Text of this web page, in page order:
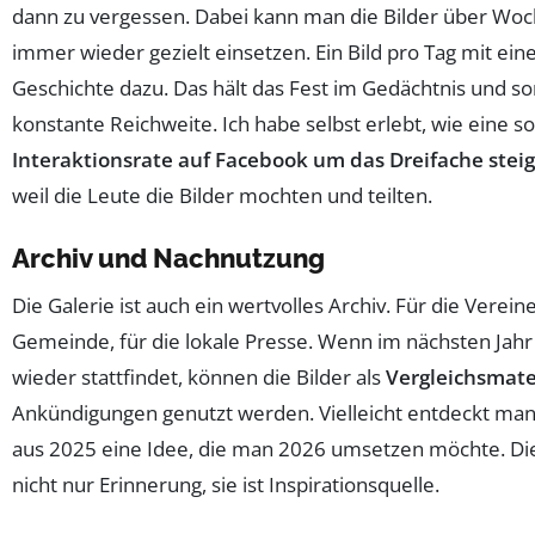
dann zu vergessen. Dabei kann man die Bilder über
immer wieder gezielt einsetzen. Ein Bild pro Tag mit
Geschichte dazu. Das hält das Fest im Gedächtnis und
konstante Reichweite. Ich habe selbst erlebt, wie eine
Interaktionsrate auf Facebook um das Dreifache
weil die Leute die Bilder mochten und teilten.
Archiv und Nachnutzung
Die Galerie ist auch ein wertvolles Archiv. Für die
Gemeinde, für die lokale Presse. Wenn im nächsten
wieder stattfindet, können die Bilder als
Ankündigungen genutzt werden. Vielleicht entdeckt
aus 2025 eine Idee, die man 2026 umsetzen möchte.
nicht nur Erinnerung, sie ist Inspirationsquelle.